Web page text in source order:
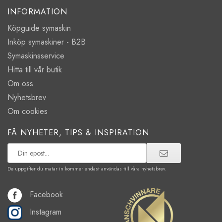
INFORMATION
Köpguide symaskin
Inköp symaskiner - B2B
Symaskinsservice
Hitta till vår butik
Om oss
Nyhetsbrev
Om cookies
FÅ NYHETER, TIPS & INSPIRATION
De uppgifter du matar in kommer endast användas till våra nyhetsbrev.
Facebook
Instagram